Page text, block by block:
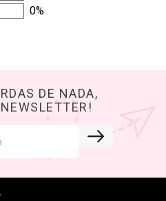
0%
DE NADA,